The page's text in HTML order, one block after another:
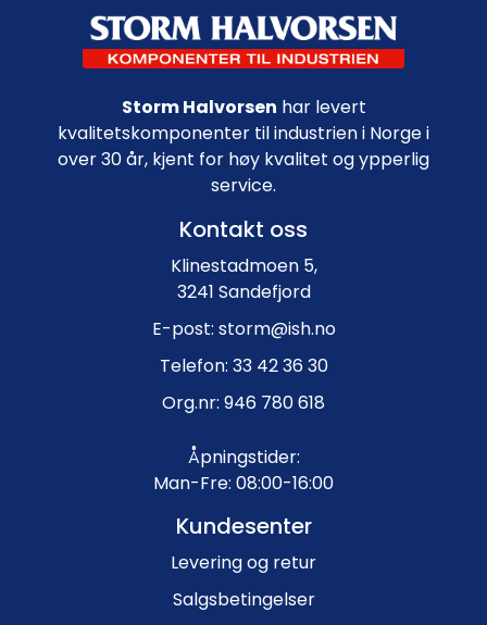
Footer navigation
Storm Halvorsen har levert
kvalitetskomponenter til industrien i Norge i
over 30 år, kjent for høy kvalitet og ypperlig
service.
Kontakt oss
Klinestadmoen 5,
3241 Sandefjord
E-post: storm@ish.no
Telefon: 33 42 36 30
Org.nr: 946 780 618
Åpningstider:
Man-Fre: 08:00-16:00
Kundesenter
Levering og retur
Salgsbetingelser